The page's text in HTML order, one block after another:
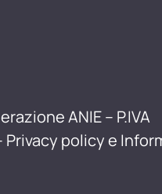
ANIE – P.IVA
Privacy policy e